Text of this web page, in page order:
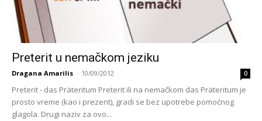
Preterit u nemačkom jeziku
Dragana Amarilis - 10/09/2012 0
Preterit - das Präteritum Preterit ili na nemačkom das Präteritum je
prosto vreme (kao i prezent), gradi se bez upotrebe pomoćnog
glagola. Drugi naziv za ovo...